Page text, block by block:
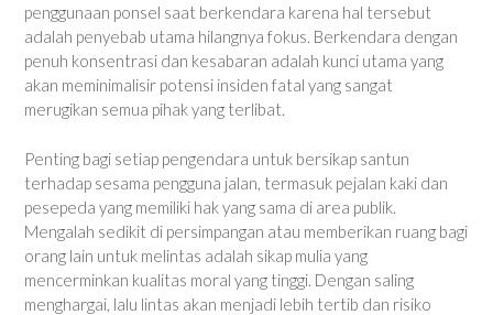
penggunaan ponsel saat berkendara karena hal tersebut
adalah penyebab utama hilangnya fokus. Berkendara dengan
penuh konsentrasi dan kesabaran adalah kunci utama yang
akan meminimalisir potensi insiden fatal yang sangat
merugikan semua pihak yang terlibat.
Penting bagi setiap pengendara untuk bersikap santun
terhadap sesama pengguna jalan, termasuk pejalan kaki dan
pesepeda yang memiliki hak yang sama di area publik.
Mengalah sedikit di persimpangan atau memberikan ruang bagi
orang lain untuk melintas adalah sikap mulia yang
mencerminkan kualitas moral yang tinggi. Dengan saling
menghargai, lalu lintas akan menjadi lebih tertib dan risiko